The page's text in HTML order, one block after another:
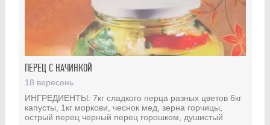
ПЕРЕЦ С НАЧИНКОЙ
18 вересень
ИНГРЕДИЕНТЫ: 7кг сладкого перца разных цветов 6кг
капусты, 1кг моркови, чеснок мед, зерна горчицы,
острый перец черный перец горошком, душистый